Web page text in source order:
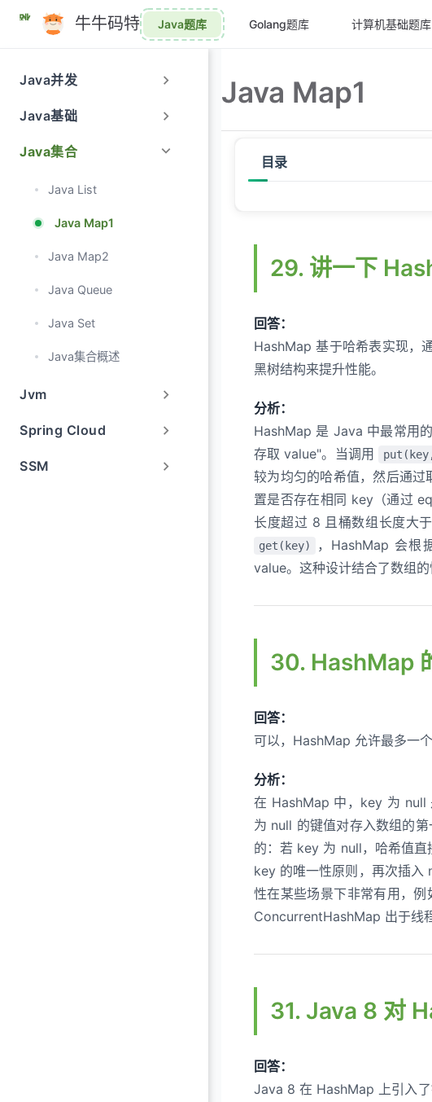
跳
內
牛牛码特 Java题库 Golang题库 计算机基础题库
Java并发
Java基础
Java集合
Java List
Java Map1
Java Map2
Java Queue
Java Set
Java集合概述
Jvm
Spring Cloud
SSM
Java Map1
目录
30. HashMap 的 key 可以为 null 吗
31. Java 8 对 HashMap 做了哪些优
33. HashMap 的长度为什么是 2 的
34. HashMap 默认负载因子为什么
35. HashMap 的默认初始容量为什么
36. Java 8 中链表转红黑树和红黑
37. 了解的哈希冲突解决方法有哪些？
38. Java 8 为什么使用红黑树而不是
39. 为什么 HashMap 要将
40. HashMap 什么时候会触发扩容
29. 讲一下
回答：
HashMap 基于哈希表实现，
黑树结构来提升性能。
分析：
HashMap 是 Java 中最常用
存取 value"。当调用
较为均匀的哈希值，然后通
置是否存在相同 key（通过
长度超过 8 且桶数组长度大
get(key)
，HashMap 会根
value。这种设计结合了数组
30. HashMap
回答：
可以，HashMap 允许最多一
分析：
在 HashMap 中，key 为 null
为 null 的键值对存入数组的
的：若 key 为 null，哈希值
key 的唯一性原则，再次插入
性在某些场景下非常有用，
ConcurrentHashMap 出于线
31. Java 8 对
回答：
Java 8 在 HashMap 上引入